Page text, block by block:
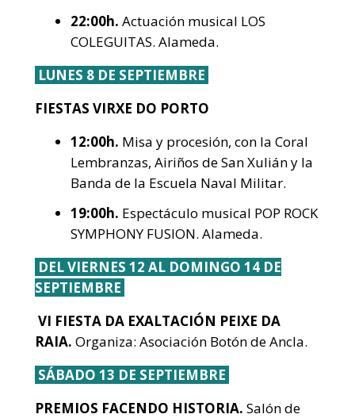
22:00h. Actuación musical LOS
COLEGUITAS. Alameda.
LUNES 8 DE SEPTIEMBRE
FIESTAS VIRXE DO PORTO
12:00h. Misa y procesión, con la Coral
Lembranzas, Airiños de San Xulián y la
Banda de la Escuela Naval Militar.
19:00h. Espectáculo musical POP ROCK
SYMPHONY FUSION. Alameda.
DEL VIERNES 12 AL DOMINGO 14 DE
SEPTIEMBRE
VI FIESTA DA EXALTACIÓN PEIXE DA
RAIA. Organiza: Asociación Botón de Ancla.
SÁBADO 13 DE SEPTIEMBRE
PREMIOS FACENDO HISTORIA. Salón de